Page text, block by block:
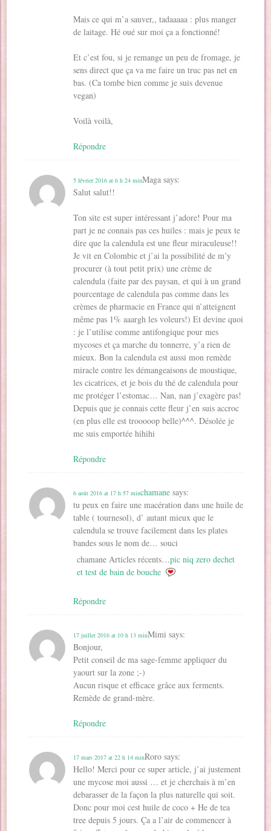
Mais ce qui m’a sauver,, tadaaaaa : plus manger
de laitage. Hé oué sur moi ça a fonctionné!
Et c’est fou, si je remange un peu de fromage, je
sens direct que ça va me faire un truc pas net en
bas. (Ca tombe bien comme je suis devenue
vegan)
Voilà voilà,
Répondre
Maga says:
5 février 2016 at 6 h 24 min
Salut salut!!
Ton site est super intéressant j’adore! Pour ma
part je ne connais pas ces huiles : mais je peux te
dire que la calendula est une fleur miraculeuse!!
Je vit en Colombie et j’ai la possibilité de m’y
procurer (à tout petit prix) une crème de
calendula (faite par des paysan, et qui à un grand
pourcentage de calendula pas comme dans les
crèmes de pharmacie en France qui n’atteignent
même pas 1% aaargh les voleurs!) Et devine quoi
: je l’utilise comme antifongique pour mes
mycoses et ça marche du tonnerre, y’a rien de
mieux. Bon la calendula est aussi mon remède
miracle contre les démangeaisons de moustique,
les cicatrices, et je bois du thé de calendula pour
me protéger l’estomac… Nan, nan j’exagère pas!
Depuis que je connais cette fleur j’en suis accroc
(en plus elle est trooooop belle)^^^. Désolée je
me suis emportée hihihi
Répondre
chamane says:
6 août 2016 at 17 h 57 min
tu peux en faire une macération dans une huile de
table ( tournesol), d’ autant mieux que le
calendula se trouve facilement dans les plates
bandes sous le nom de… souci
chamane Articles récents…pic niq zero dechet
et test de bain de bouche
Répondre
Mimi says:
17 juillet 2016 at 10 h 13 min
Bonjour,
Petit conseil de ma sage-femme appliquer du
yaourt sur la zone ;-)
Aucun risque et efficace grâce aux ferments.
Remède de grand-mère.
Répondre
Roro says:
17 mars 2017 at 22 h 14 min
Hello! Merci pour ce super article, j’ai justement
une mycose moi aussi … et je cherchais à m’en
debarasser de la façon la plus naturelle qui soit.
Donc pour moi cest huile de coco + He de tea
tree depuis 5 jours. Ça a l’air de commencer à